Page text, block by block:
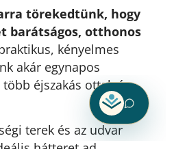
törekedtünk, hogy
barátságos, otthonos
kényelmes
akár egynapos
éjszakás ottalvós
terek és az udvar